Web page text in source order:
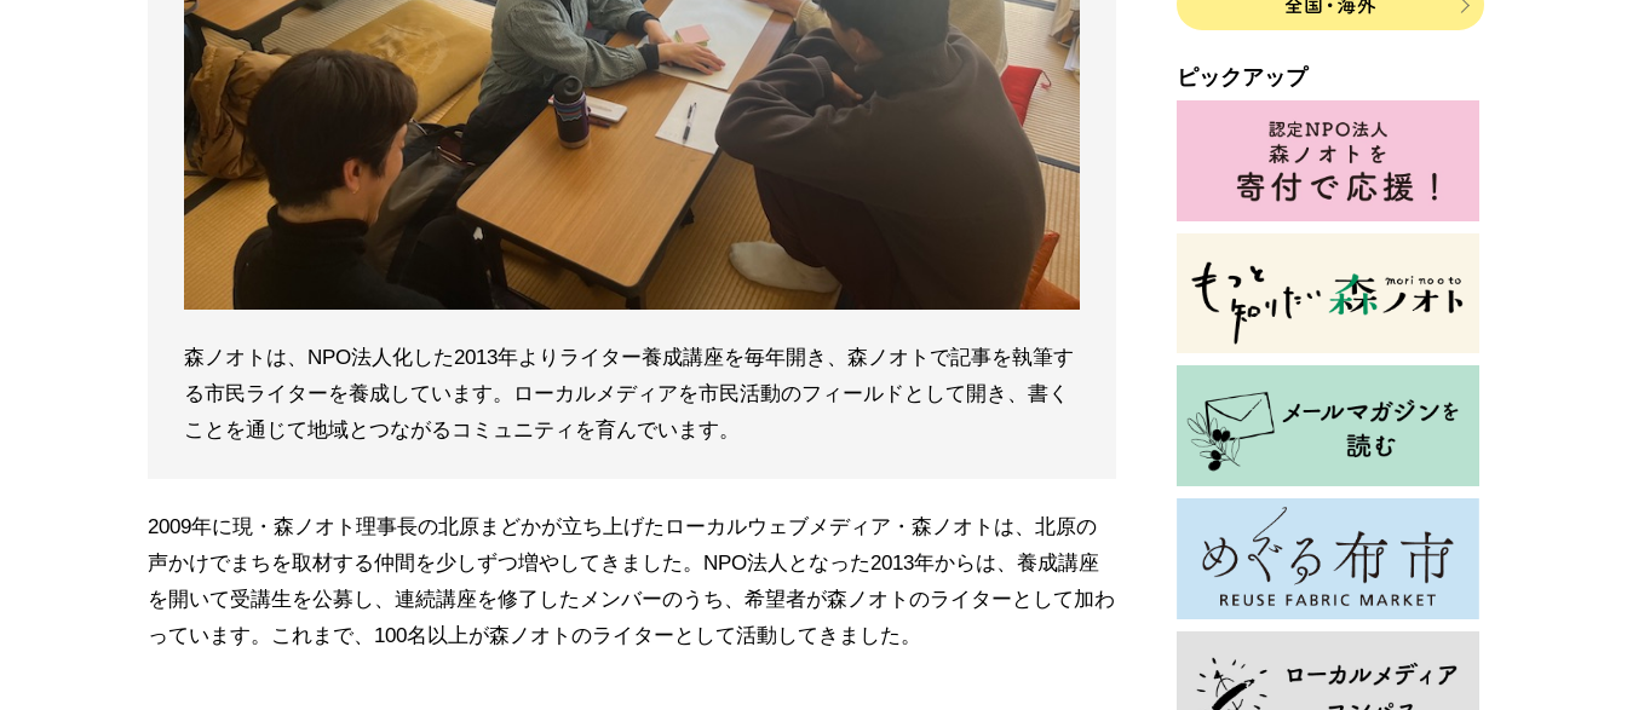
森ノオトは、NPO法人化した2013年よりライター養成講座を毎年開き、森ノオトで記事を執筆す
る市民ライターを養成しています。ローカルメディアを市民活動のフィールドとして開き、書く
ことを通じて地域とつながるコミュニティを育んでいます。
2009年に現・森ノオト理事長の北原まどかが立ち上げたローカルウェブメディア・森ノオトは、北原の
声かけでまちを取材する仲間を少しずつ増やしてきました。NPO法人となった2013年からは、養成講座
を開いて受講生を公募し、連続講座を修了したメンバーのうち、希望者が森ノオトのライターとして加わ
っています。これまで、100名以上が森ノオトのライターとして活動してきました。
ピックアップ